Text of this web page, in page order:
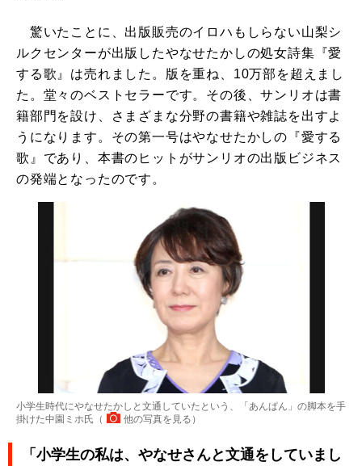
驚いたことに、出版販売のイロハもしらない山梨シ
ルクセンターが出版したやなせたかしの処女詩集『愛
する歌』は売れました。版を重ね、10万部を超えまし
た。堂々のベストセラーです。その後、サンリオは書
籍部門を設け、さまざまな分野の書籍や雑誌を出すよ
うになります。その第一号はやなせたかしの『愛する
歌』であり、本書のヒットがサンリオの出版ビジネス
の発端となったのです。
小学生時代にやなせたかしと文通していたという、「あんぱん」の脚本を手
掛けた中園ミホ氏（
他の写真を見る ）
「小学生の私は、やなせさんと文通をしていまし